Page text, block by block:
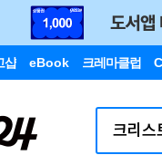
샵 eBook 크레마클럽